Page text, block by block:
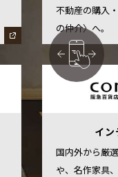
不動産の購入
の仲介〉へ。
イ
国内外から厳
や、名作家具